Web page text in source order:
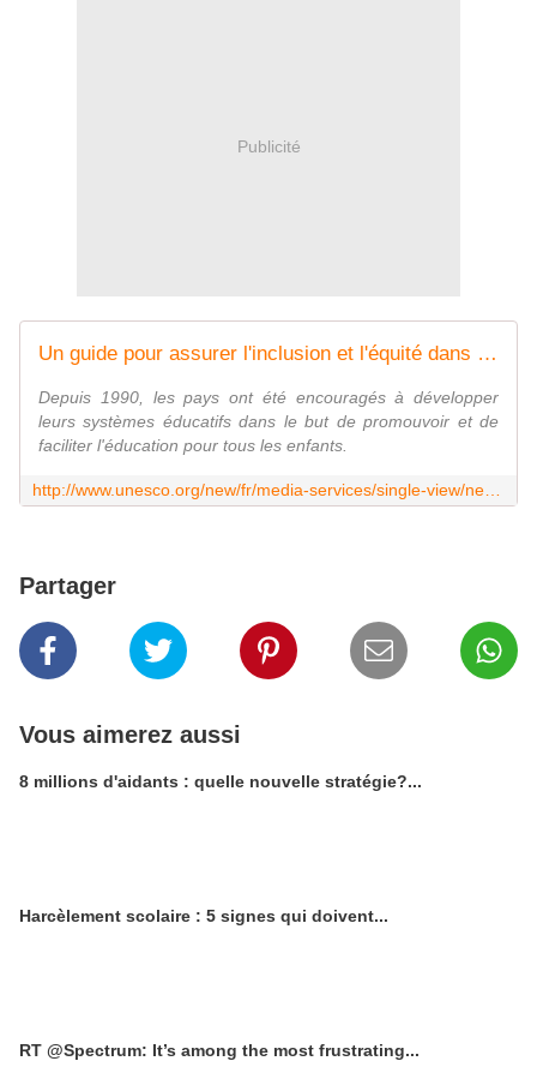
Publicité
Un guide pour assurer l'inclusion et l'équité dans l'éducation | Organisation des Nations Unies pour l'éducation, la science et la culture
Depuis 1990, les pays ont été encouragés à développer
leurs systèmes éducatifs dans le but de promouvoir et de
faciliter l'éducation pour tous les enfants.
Partager
Vous aimerez aussi
8 millions d'aidants : quelle nouvelle stratégie?...
Harcèlement scolaire : 5 signes qui doivent...
RT @Spectrum: It’s among the most frustrating...